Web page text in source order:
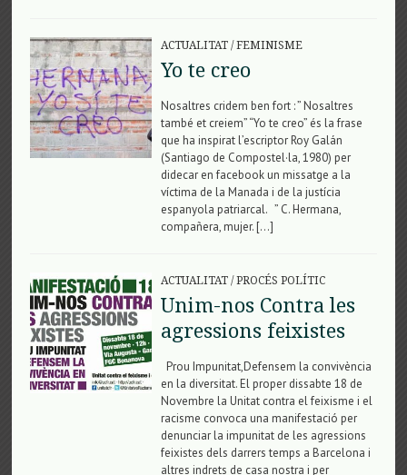
ACTUALITAT/FEMINISME
Yo te creo
Nosaltres cridem ben fort : ” Nosaltres
també et creiem” “Yo te creo” és la frase
que ha inspirat l’escriptor Roy Galán
(Santiago de Compostel·la, 1980) per
didecar en facebook un missatge a la
víctima de la Manada i de la justícia
espanyola patriarcal. ” C. Hermana,
compañera, mujer. […]
ACTUALITAT/PROCÉS POLÍTIC
Unim-nos Contra les
agressions feixistes
Prou Impunitat,Defensem la convivència
en la diversitat. El proper dissabte 18 de
Novembre la Unitat contra el feixisme i el
racisme convoca una manifestació per
denunciar la impunitat de les agressions
feixistes dels darrers temps a Barcelona i
altres indrets de casa nostra i per